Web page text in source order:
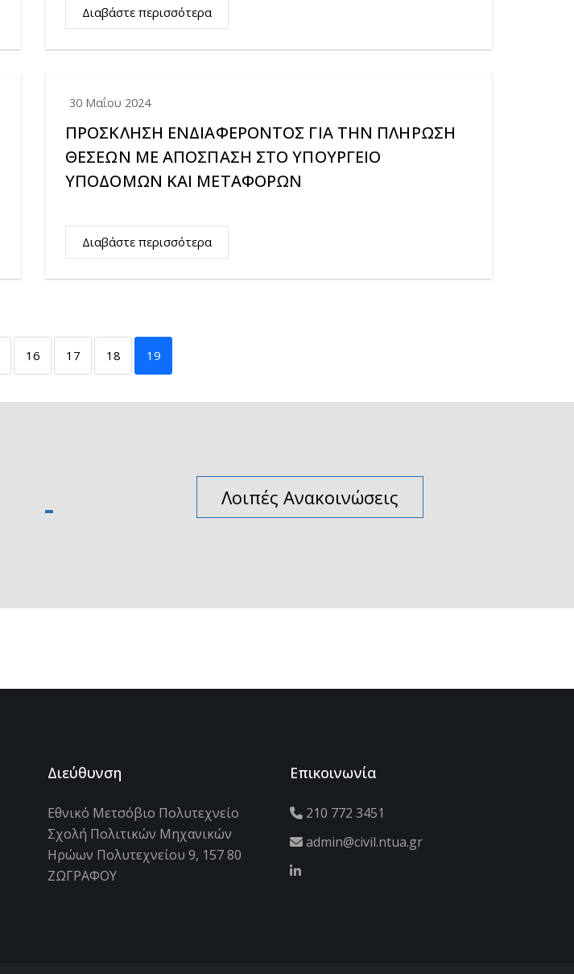
Διαβάστε περισσότερα
30 Μαΐου 2024
ΠΡΟΣΚΛΗΣΗ ΕΝΔΙΑΦΕΡΟΝΤΟΣ ΓΙΑ ΤΗΝ ΠΛΗΡΩΣΗ
ΘΕΣΕΩΝ ΜΕ ΑΠΟΣΠΑΣΗ ΣΤΟ ΥΠΟΥΡΓΕΙΟ
ΥΠΟΔΟΜΩΝ ΚΑΙ ΜΕΤΑΦΟΡΩΝ
Διαβάστε περισσότερα
16 17 18 19
Λοιπές Ανακοινώσεις
Διεύθυνση
Εθνικό Μετσόβιο Πολυτεχνείο
Σχολή Πολιτικών Μηχανικών
Ηρώων Πολυτεχνείου 9, 157 80
ΖΩΓΡΑΦΟΥ
Επικοινωνία
210 772 3451
admin@civil.ntua.gr